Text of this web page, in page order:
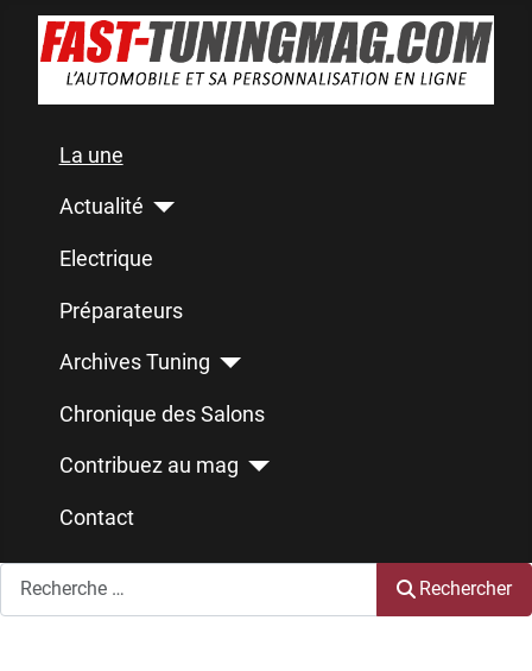
La une
Actualité
Electrique
Préparateurs
Archives Tuning
Chronique des Salons
Contribuez au mag
Contact
Rechercher